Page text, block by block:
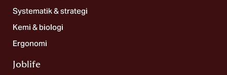
Systematik & strategi
Kemi & biologi
Ergonomi
Joblife​